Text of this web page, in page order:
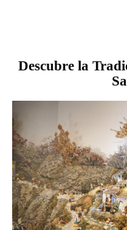
Descubre la Tradición de los Pesebres y